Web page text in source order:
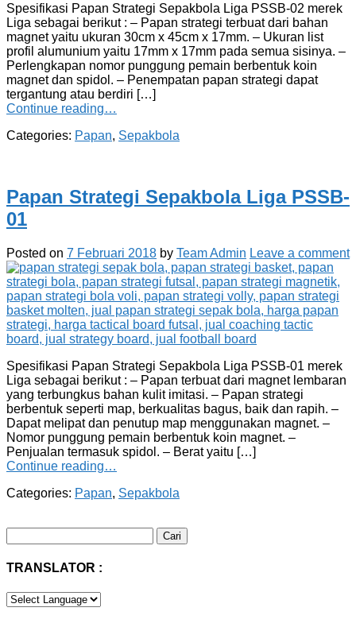
Spesifikasi Papan Strategi Sepakbola Liga PSSB-02 merek
Liga sebagai berikut : – Papan strategi terbuat dari bahan
magnet yaitu ukuran 30cm x 45cm x 17mm. – Ukuran list
profil alumunium yaitu 17mm x 17mm pada semua sisinya. –
Perlengkapan nomor punggung pemain berbentuk koin
magnet dan spidol. – Penempatan papan strategi dapat
tergantung atau berdiri […]
Continue reading…
Categories: Papan, Sepakbola
Papan Strategi Sepakbola Liga PSSB-
01
Posted on 7 Februari 2018 by Team Admin Leave a comment
Spesifikasi Papan Strategi Sepakbola Liga PSSB-01 merek
Liga sebagai berikut : – Papan terbuat dari magnet lembaran
yang terbungkus bahan kulit imitasi. – Papan strategi
berbentuk seperti map, berkualitas bagus, baik dan rapih. –
Dapat melipat dan penutup map menggunakan magnet. –
Nomor punggung pemain berbentuk koin magnet. –
Penjualan termasuk spidol. – Berat yaitu […]
Continue reading…
Categories: Papan, Sepakbola
untuk:
TRANSLATOR :